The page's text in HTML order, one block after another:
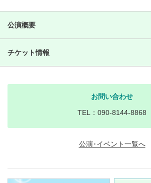
公演概要
チケット情報
お問い合わせ
TEL：090-8144-8868
公演･イベント一覧へ